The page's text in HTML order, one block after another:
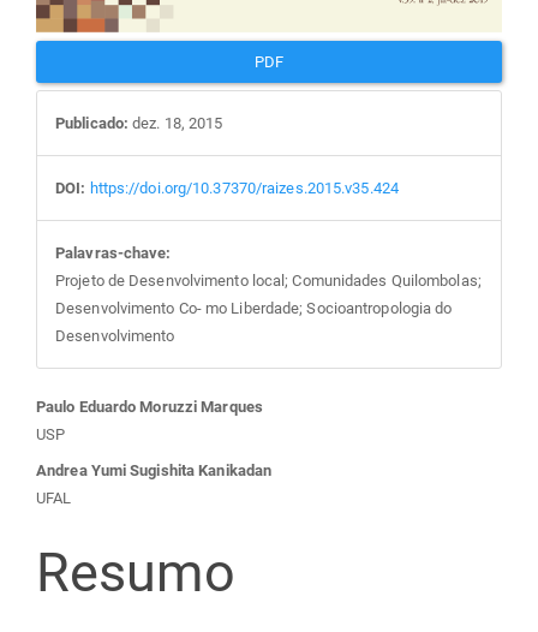
PDF
Publicado: dez. 18, 2015
DOI: https://doi.org/10.37370/raizes.2015.v35.424
Palavras-chave:
Projeto de Desenvolvimento local; Comunidades Quilombolas;
Desenvolvimento Co- mo Liberdade; Socioantropologia do
Desenvolvimento
Conteúdo
do
artigo
principal
Paulo Eduardo Moruzzi Marques
USP
Andrea Yumi Sugishita Kanikadan
UFAL
Resumo